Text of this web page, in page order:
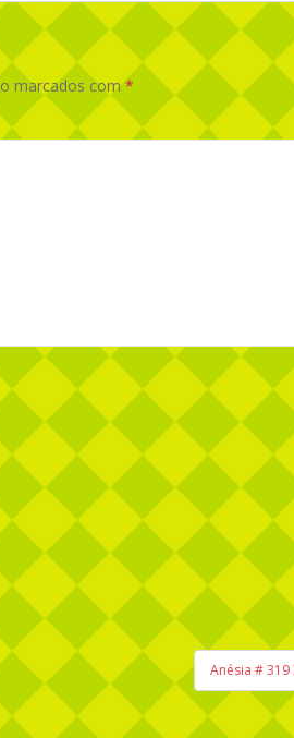
marcados com*
Anésia # 319